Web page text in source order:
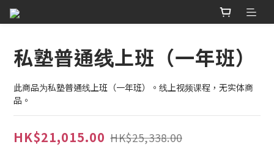
私塾普通线上班（一年班）
此商品为私塾普通线上班（一年班）。线上视频课程，无实体商
品。
HK$21,015.00 HK$25,338.00